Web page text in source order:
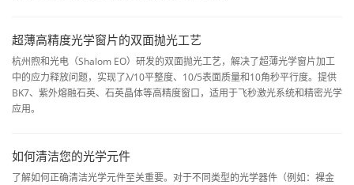
超薄高精度光学窗片的双面抛光工艺
杭州煦和光电（Shalom EO）研发的双面抛光工艺，解决了超薄光学窗片加工
中的应力释放问题，实现了λ/10平整度、10/5表面质量和10角秒平行度。提供
BK7、紫外熔融石英、石英晶体等高精度窗口，适用于飞秒激光系统和精密光学
应用。
如何清洁您的光学元件
了解如何正确清洁光学元件至关重要。对于不同类型的光学器件（例如：裸金